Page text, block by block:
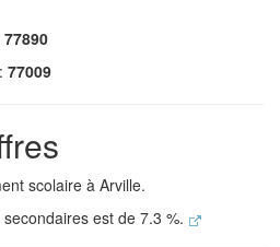
77890
77009
scolaire à Arville.
est de 7.3 %.